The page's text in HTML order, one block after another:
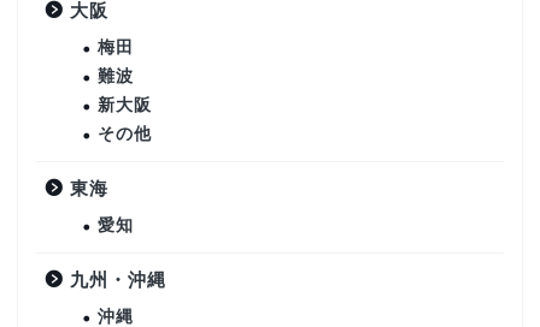
大阪
梅田
難波
新大阪
その他
東海
愛知
九州・沖縄
沖縄